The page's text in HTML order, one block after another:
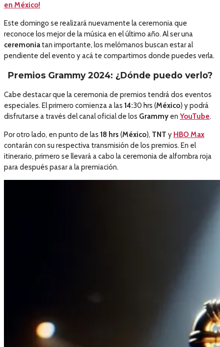
en México!
Este domingo se realizará nuevamente la ceremonia que
reconoce los mejor de la música en el último año. Al ser una
ceremoniatan importante, los melómanos buscan estar al
pendiente del evento y acá te compartimos donde puedes verla.
Premios Grammy 2024: ¿Dónde puedo verlo?
Cabe destacar que la ceremonia de premios tendrá dos eventos
especiales. El primero comienza a las 14:30 hrs (México) y podrá
disfrutarse a través del canal oficial de los Grammy en YouTube.
Por otro lado, en punto de las 18 hrs (México), TNT y HBO Max
contarán con su respectiva transmisión de los premios. En el
itinerario, primero se llevará a cabo la ceremonia de alfombra roja
para después pasar a la premiación.